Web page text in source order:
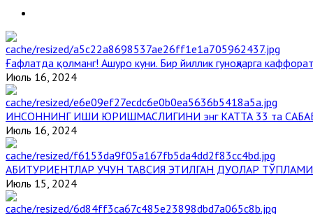
Ғафлатда қолманг! Ашуро куни. Бир йиллик гуноҳларга
Июль 16, 2024
ИНСОННИНГ ИШИ ЮРИШМАСЛИГИНИ энг КАТТА 33 та
Июль 16, 2024
АБИТУРИЕНТЛАР УЧУН ТАВСИЯ ЭТИЛГАН ДУОЛАР ТЎПЛАМИ
Июль 15, 2024